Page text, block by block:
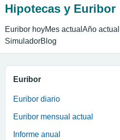
Hipotecas y Euribor
Euribor hoyMes actual Año actual
SimuladorBlog
Euribor
Euribor diario
Euribor mensual actual
Informe anual